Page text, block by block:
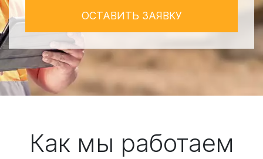
ОСТАВИТЬ ЗАЯВКУ
Как мы работаем